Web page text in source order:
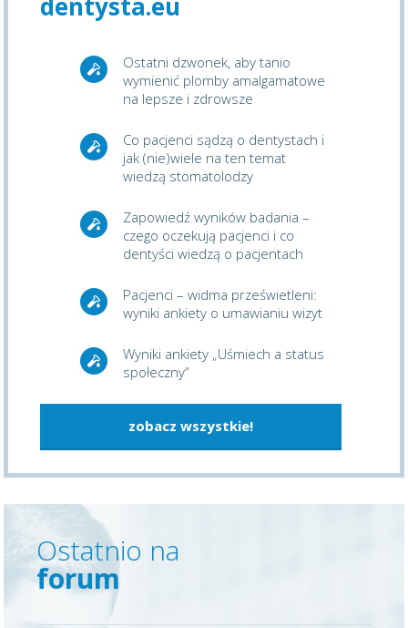
dentysta.eu
Ostatni dzwonek, aby tanio
wymienić plomby amalgamatowe
na lepsze i zdrowsze
Co pacjenci sądzą o dentystach i
jak (nie)wiele na ten temat
wiedzą stomatolodzy
Zapowiedź wyników badania –
czego oczekują pacjenci i co
dentyści wiedzą o pacjentach
Pacjenci – widma prześwietleni:
wyniki ankiety o umawianiu wizyt
Wyniki ankiety „Uśmiech a status
społeczny”
zobacz wszystkie!
Ostatnio na
forum